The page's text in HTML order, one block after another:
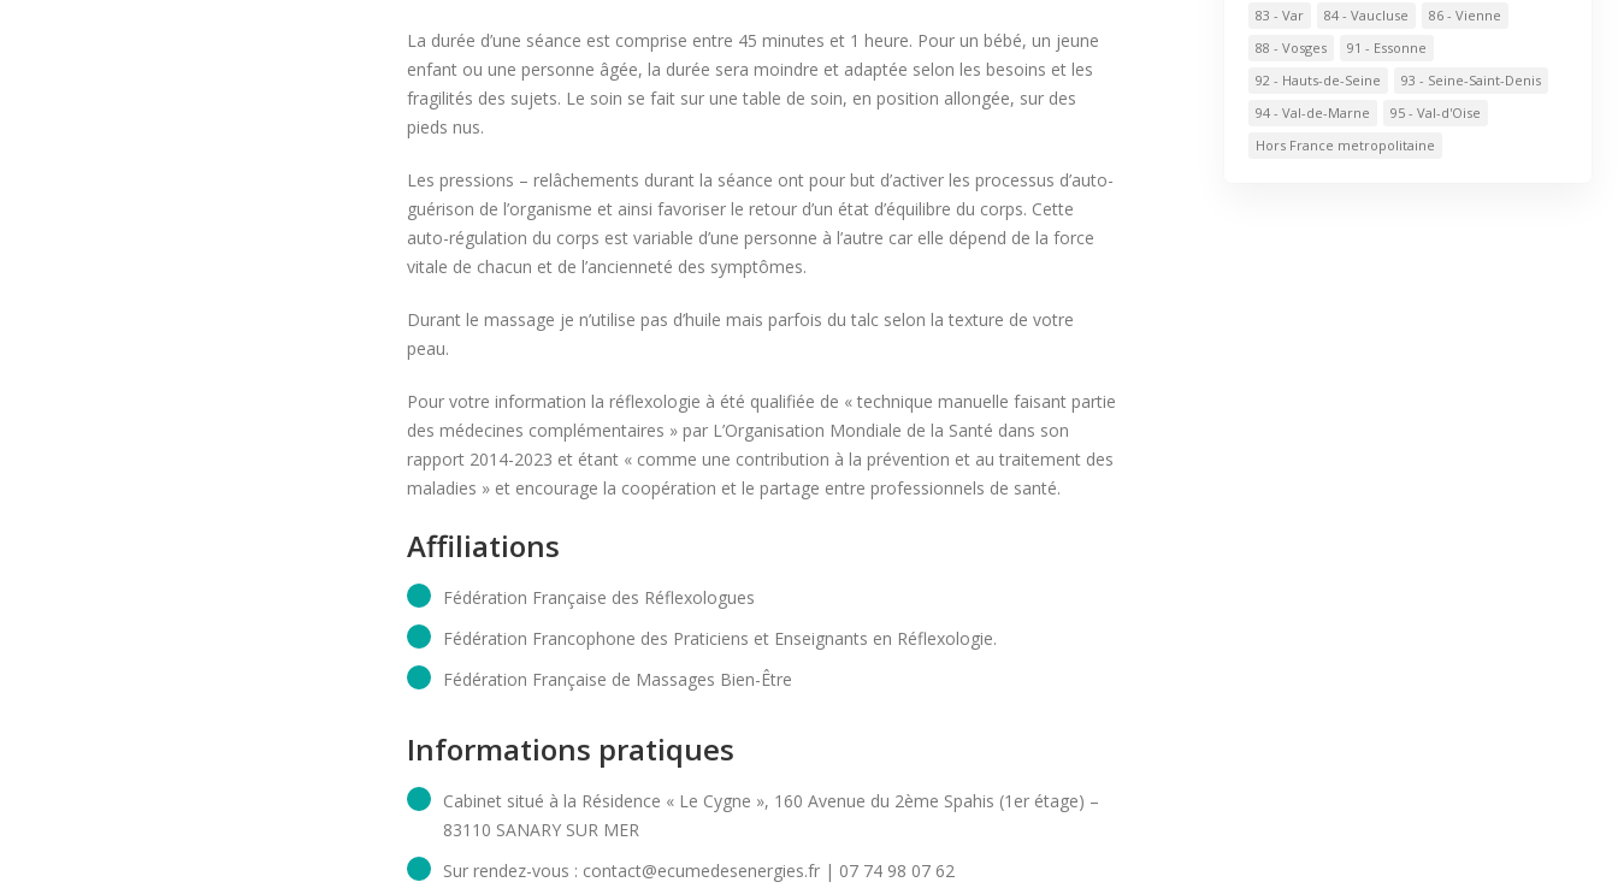
La durée d’une séance est comprise entre 45 minutes et 1 heure. Pour un bébé, un jeune
enfant ou une personne âgée, la durée sera moindre et adaptée selon les besoins et les
fragilités des sujets. Le soin se fait sur une table de soin, en position allongée, sur des
pieds nus.
Les pressions – relâchements durant la séance ont pour but d’activer les processus d’auto-
guérison de l’organisme et ainsi favoriser le retour d’un état d’équilibre du corps. Cette
auto-régulation du corps est variable d’une personne à l’autre car elle dépend de la force
vitale de chacun et de l’ancienneté des symptômes.
Durant le massage je n’utilise pas d’huile mais parfois du talc selon la texture de votre
peau.
Pour votre information la réflexologie à été qualifiée de « technique manuelle faisant partie
des médecines complémentaires » par L’Organisation Mondiale de la Santé dans son
rapport 2014-2023 et étant « comme une contribution à la prévention et au traitement des
maladies » et encourage la coopération et le partage entre professionnels de santé.
Affiliations
Fédération Française des Réflexologues
Fédération Francophone des Praticiens et Enseignants en Réflexologie.
Fédération Française de Massages Bien-Être
Informations pratiques
Cabinet situé à la Résidence « Le Cygne », 160 Avenue du 2ème Spahis (1er étage) –
83110 SANARY SUR MER
Sur rendez-vous : contact@ecumedesenergies.fr | 07 74 98 07 62
83 - Var
84 - Vaucluse
86 - Vienne
88 - Vosges
91 - Essonne
92 - Hauts-de-Seine
93 - Seine-Saint-Denis
94 - Val-de-Marne
95 - Val-d'Oise
Hors France metropolitaine